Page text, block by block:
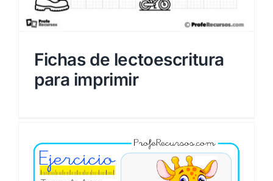
Fichas de lectoescritura
para imprimir